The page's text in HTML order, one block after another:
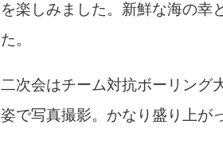
を楽しみました。新鮮な海の幸
た。
二次会はチーム対抗ボーリング
姿で写真撮影。かなり盛り上が